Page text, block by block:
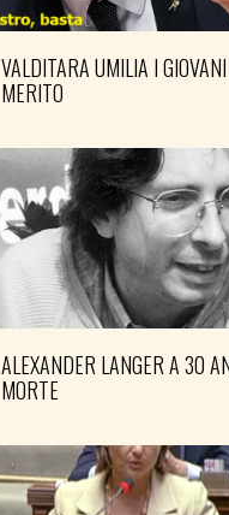
VALDITARA UMILIA I GIOVANI
MERITO
ALEXANDER LANGER A 30
MORTE